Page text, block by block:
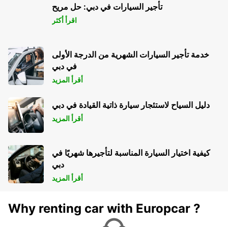
HERZLIYA - ISRAEL
تأجير السيارات في دبي: حل مريح
اقرأ أكثر
خدمة تأجير السيارات الشهرية من الدرجة الأولى
في دبي
أقرأ المزيد
دليل السياح لاستئجار سيارة ذاتية القيادة في دبي
أقرأ المزيد
كيفية اختيار السيارة المناسبة لتأجيرها شهريًا في
دبي
أقرأ المزيد
Why renting car with Europcar ?